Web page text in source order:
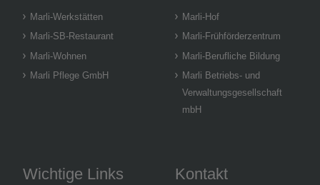
Marli-Werkstätten
Marli-Hof
Marli-SB-Restaurant
Marli-Frühförderzentrum
Marli-Wohnen
Marli-Berufliche Bildung
Marli Pflege GmbH
Marli Betriebs- und
Verwaltungsgesellschaft
mbH
Wichtige Links Kontakt